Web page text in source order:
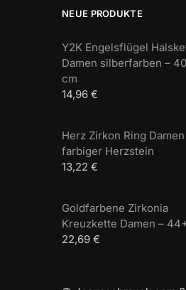
NEUE PRODUKTE
Y2K Engelsflügel
Damen silberfarben –
cm
14,96 €
Herz Zirkon Ring
farbiger Herzstein
13,22 €
Goldfarbene Zirkonia
Kreuzkette Damen –
22,69 €